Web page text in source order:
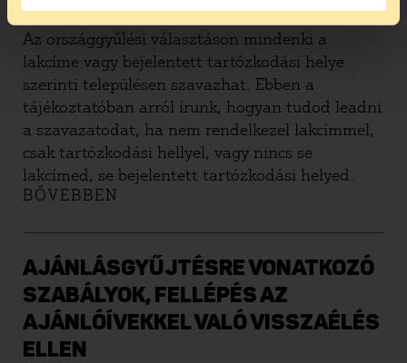
HA NINCS LAKCÍMEM?
Az országgyűlési választáson mindenki a
lakcíme vagy bejelentett tartózkodási helye
szerinti településen szavazhat. Ebben a
tájékoztatóban arról írunk, hogyan tudod leadni
a szavazatodat, ha nem rendelkezel lakcímmel,
csak tartózkodási hellyel, vagy nincs se
lakcímed, se bejelentett tartózkodási helyed.
BŐVEBBEN
AJÁNLÁSGYŰJTÉSRE VONATKOZÓ
SZABÁLYOK, FELLÉPÉS AZ
AJÁNLÓÍVEKKEL VALÓ VISSZAÉLÉS
ELLEN